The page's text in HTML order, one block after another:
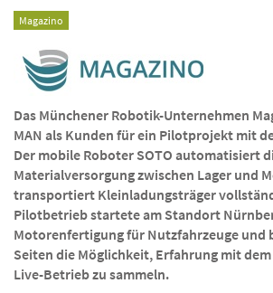
Magazino
Das Münchener Robotik-Unternehmen
MAN als Kunden für ein Pilotprojekt mit
Der mobile Roboter SOTO automatisiert
Materialversorgung zwischen Lager und
transportiert Kleinladungsträger
Pilotbetrieb startete am Standort
Motorenfertigung für Nutzfahrzeuge und
Seiten die Möglichkeit, Erfahrung mit
Live-Betrieb zu sammeln.